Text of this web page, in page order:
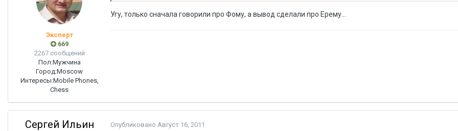
Эксперт
669
2267 сообщений
Пол:Мужчина
Город:Moscow
Интересы:Mobile Phones,
Chess
Угу, только сначала говорили про Фому, а вывод сделали про Ерему...
Сергей Ильин Опубликовано Август 16, 2011